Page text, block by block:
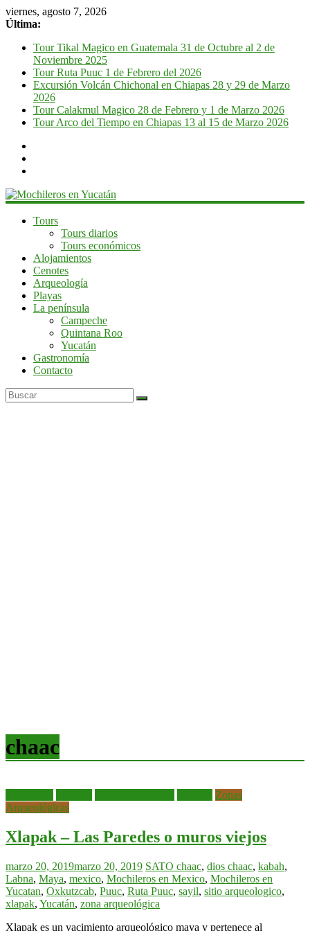
viernes, agosto 7, 2026
Última:
Tour Tikal Magico en Guatemala 31 de Octubre al 2 de
Noviembre 2025
Tour Ruta Puuc 1 de Febrero del 2026
Excursión Volcán Chichonal en Chiapas 28 y 29 de Marzo
2026
Tour Calakmul Magico 28 de Febrero y 1 de Marzo 2026
Tour Arco del Tiempo en Chiapas 13 al 15 de Marzo 2026
Mochileros
Yucatán
Yucatán
Tours
Tours diarios
Tours económicos
Alojamientos
Cenotes
Arqueología
Playas
La península
Campeche
Quintana Roo
Yucatán
Gastronomía
Contacto
chaac
Zonas
Arqueológicas
Xlapak – Las Paredes o muros viejos
marzo 20, 2019marzo 20, 2019 SATO chaac, dios chaac, kabah,
Labna, Maya, mexico, Mochileros en Mexico, Mochileros en
Yucatan, Oxkutzcab, Puuc, Ruta Puuc, sayil, sitio arqueologico,
xlapak, Yucatán, zona arqueológica
Xlapak es un yacimiento arqueológico maya y pertenece al